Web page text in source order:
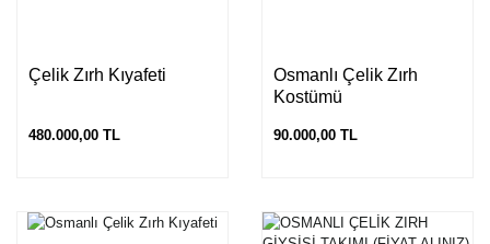
Çelik Zırh Kıyafeti
480.000,00 TL
Osmanlı Çelik Zırh
Kostümü
90.000,00 TL